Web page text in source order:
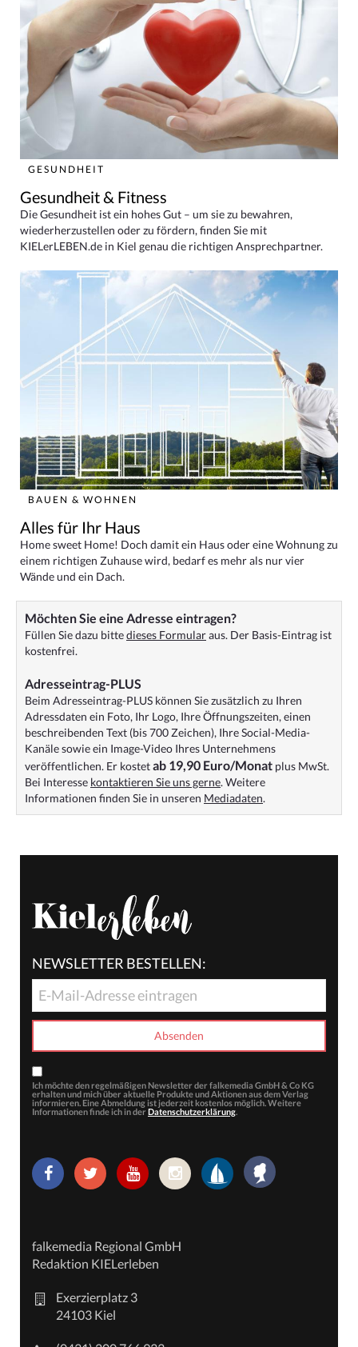
GESUNDHEIT
Gesundheit & Fitness
Die Gesundheit ist ein hohes Gut – um sie zu bewahren,
wiederherzustellen oder zu fördern, finden Sie mit
KIELerLEBEN.de in Kiel genau die richtigen Ansprechpartner.
BAUEN & WOHNEN
Alles für Ihr Haus
Home sweet Home! Doch damit ein Haus oder eine Wohnung zu
einem richtigen Zuhause wird, bedarf es mehr als nur vier
Wände und ein Dach.
Möchten Sie eine Adresse eintragen?
Füllen Sie dazu bittedieses Formularaus. Der Basis-Eintrag ist
kostenfrei.
Adresseintrag-PLUS
Beim Adresseintrag-PLUS können Sie zusätzlich zu Ihren
Adressdaten ein Foto, Ihr Logo, Ihre Öffnungszeiten, einen
beschreibenden Text (bis 700 Zeichen), Ihre Social-Media-
Kanäle sowie ein Image-Video Ihres Unternehmens
veröffentlichen. Er kostetab 19,90 Euro/Monat plus MwSt.
Bei Interesse kontaktieren Sie uns gerne. Weitere
Informationen finden Sie in unseren Mediadaten.
NEWSLETTER BESTELLEN:
Ich möchte den regelmäßigen Newsletter der falkemedia GmbH & Co KG
erhalten und mich über aktuelle Produkte und Aktionen aus dem Verlag
informieren. Eine Abmeldung ist jederzeit kostenlos möglich. Weitere
Informationen finde ich in der Datenschutzerklärung.
falkemedia Regional GmbH
Redaktion KIELerleben
Exerzierplatz 3
24103 Kiel